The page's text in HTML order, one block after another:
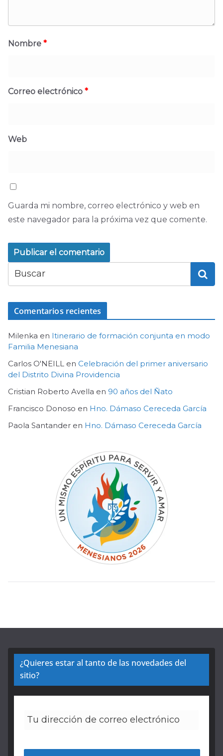
Nombre *
Correo electrónico *
Web
Guarda mi nombre, correo electrónico y web en
este navegador para la próxima vez que comente.
Comentarios recientes
Milenka en Itinerario de formación conjunta en modo
Familia Menesiana
Carlos O'NEILL en Celebración del primer aniversario
del Distrito Divina Providencia
Cristian Roberto Avella en 90 años del Ñato
Francisco Donoso en Hno. Dámaso Cereceda García
Paola Santander en Hno. Dámaso Cereceda García
¿Quieres estar al tanto de las novedades del
sitio?